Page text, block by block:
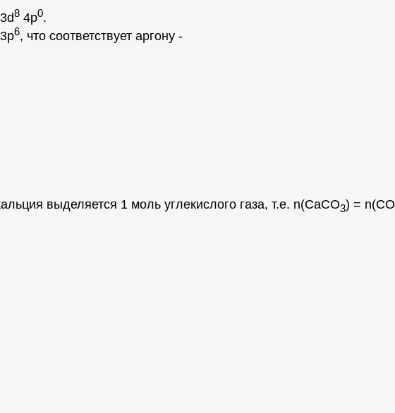
3d8 4p0.
3p6, что соответствует аргону -
выделяется 1 моль углекислого газа, т.е. n(СаСО3) = n(СО